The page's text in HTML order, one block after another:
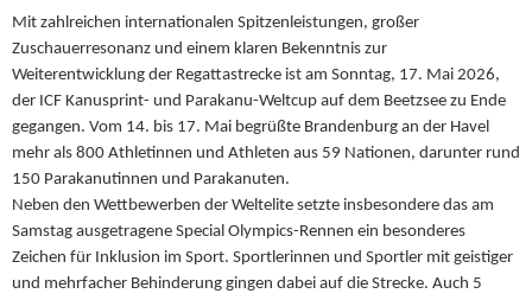
Mit zahlreichen internationalen Spitzenleistungen, großer
Zuschauerresonanz und einem klaren Bekenntnis zur
Weiterentwicklung der Regattastrecke ist am Sonntag, 17. Mai 2026,
der ICF Kanusprint- und Parakanu-Weltcup auf dem Beetzsee zu Ende
gegangen. Vom 14. bis 17. Mai begrüßte Brandenburg an der Havel
mehr als 800 Athletinnen und Athleten aus 59 Nationen, darunter rund
150 Parakanutinnen und Parakanuten.
Neben den Wettbewerben der Weltelite setzte insbesondere das am
Samstag ausgetragene Special Olympics-Rennen ein besonderes
Zeichen für Inklusion im Sport. Sportlerinnen und Sportler mit geistiger
und mehrfacher Behinderung gingen dabei auf die Strecke. Auch 5